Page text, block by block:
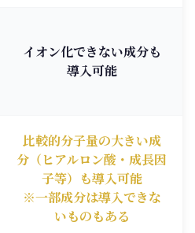
イオン化できない成分も
導入可能
比較的分子量の大きい成
分（ヒアルロン酸・成長因
子等）も導入可能
※一部成分は導入できな
いものもある